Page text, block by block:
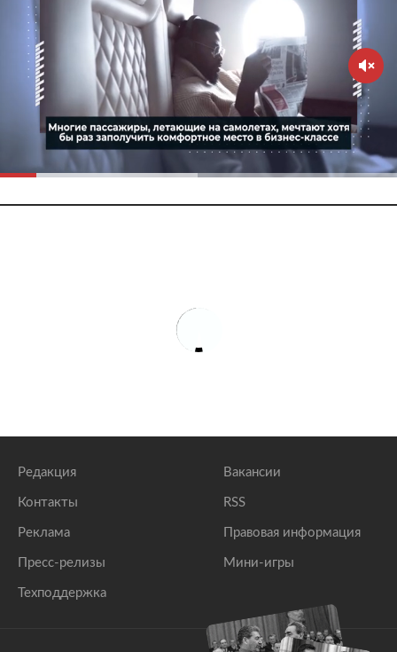
Редакция
Контакты
Реклама
Пресс-релизы
Техподдержка
Вакансии
RSS
Правовая информация
Мини-игры